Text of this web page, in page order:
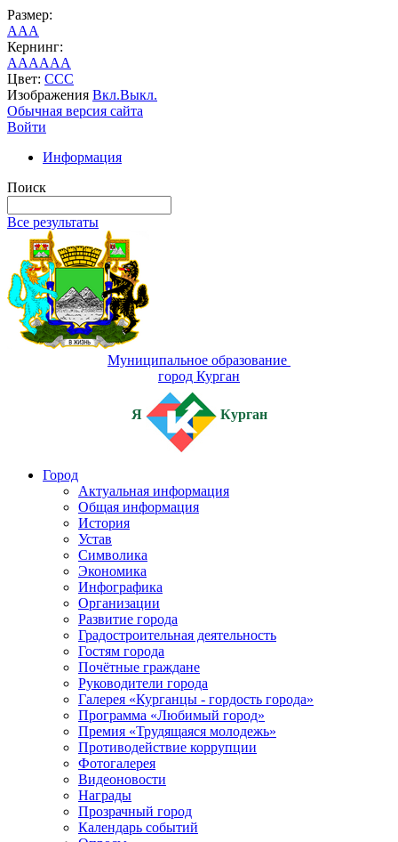
Размер:
AAA
Кернинг:
AAAAAA
Цвет: CCC
Изображения Вкл.Выкл.
Обычная версия сайта
Войти
Информация
Поиск
Все результаты
Муниципальное образование
город Курган
Я Курган
Город
Актуальная информация
Общая информация
История
Устав
Символика
Экономика
Инфографика
Организации
Развитие города
Градостроительная деятельность
Гостям города
Почётные граждане
Руководители города
Галерея «Курганцы - гордость города»
Программа «Любимый город»
Премия «Трудящаяся молодежь»
Противодействие коррупции
Фотогалерея
Видеоновости
Награды
Прозрачный город
Календарь событий